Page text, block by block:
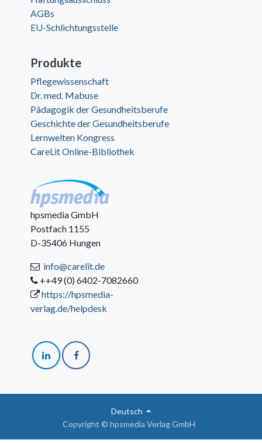
AGBs
EU-Schlichtungsstelle
Produkte
Pflegewissenschaft
Dr. med. Mabuse
Pädagogik der Gesundheitsberufe
Geschichte der Gesundheitsberufe
Lernwelten Kongress
CareLit Online-Bibliothek
hpsmedia GmbH
Postfach 1155
D-35406 Hungen
info@carelit.de
++49 (0) 6402-7082660
https://hpsmedia-
verlag.de/helpdesk
Copyright © hpsmedia Verlag GmbH
Deutsch